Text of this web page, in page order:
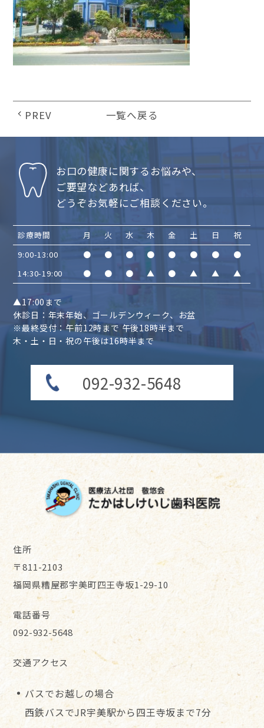
PREV 一覧へ戻る
お口の健康に関するお悩みや、
ご要望などあれば、
どうぞお気軽にご相談ください。
診療時間 月 火 水 木 金 土 日
祝
9:00-13:00
● ● ● ● ● ● ●
●
14:30-19:00
● ● ● ▲ ● ▲ ▲ ▲
▲17:00まで
休診日：年末年始、ゴールデンウィーク、お盆
※最終受付：午前12時まで 午後18時半まで
木・土・日・祝の午後は16時半まで
092-932-5648
住所
〒811-2103
福岡県糟屋郡宇美町四王寺坂1-29-10
電話番号
092-932-5648
交通アクセス
バスでお越しの場合
西鉄バスでJR宇美駅から四王寺坂まで7分